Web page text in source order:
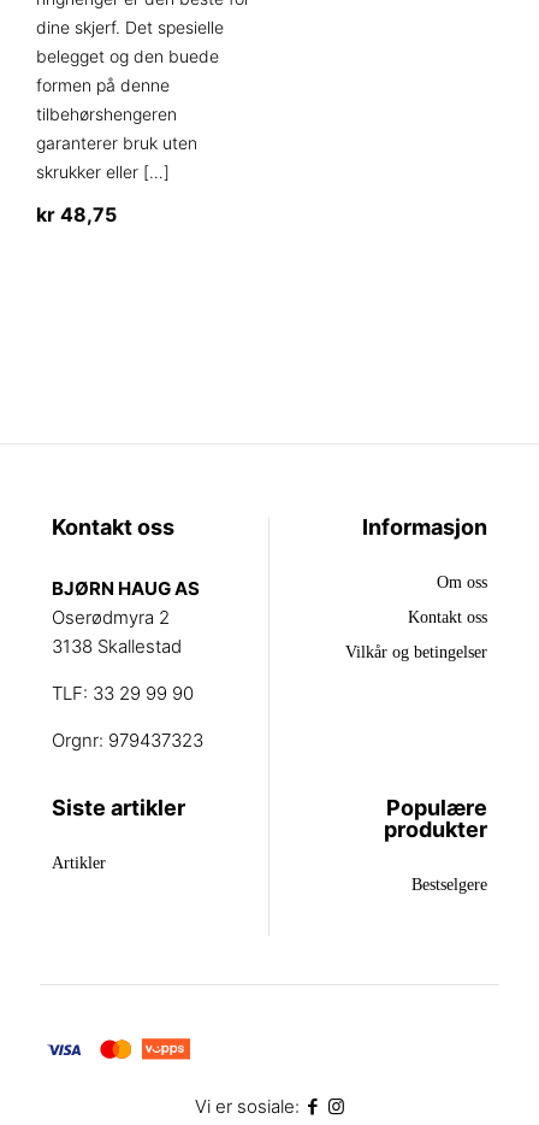
dine skjerf. Det spesielle
belegget og den buede
formen på denne
tilbehørshengeren
garanterer bruk uten
skrukker eller […]
kr 48,75
Kontakt oss
BJØRN HAUG AS
Oserødmyra 2
3138 Skallestad
TLF: 33 29 99 90
Orgnr: 979437323
Informasjon
Om oss
Kontakt oss
Vilkår og betingelser
Siste artikler
Artikler
Populære
produkter
Bestselgere
Vi er sosiale: